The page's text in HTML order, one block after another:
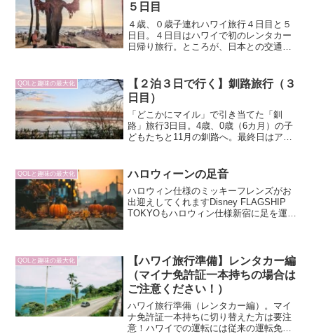
５日目
４歳、０歳子連れハワイ旅行４日目と５
日目。４日目はハワイで初のレンタカー
日帰り旅行。ところが、日本との交通ル
日目はワイキキ最終日。やり残したこと
を片付けつつ、前日のトラブル疲労を癒
すショッピングを慣行。
QOLと趣味の最大化
【２泊３日で行く】釧路旅行（３
日目）
「どこかにマイル」で引き当てた「釧
路」旅行3日目。4歳、0歳（6カ月）の子
どもたちと11月の釧路へ。最終日はアイ
湿原でタンチョウを探す一行。最後の最
後まで満喫し尽くす最終日。
QOLと趣味の最大化 ハロウィーンの足音
ハロウィン仕様のミッキーフレンズがお
出迎えしてくれますDisney FLAGSHIP
TOKYOもハロウィン仕様新宿に足を運ん
QOLと趣味の最大化
【ハワイ旅行準備】レンタカー編
（マイナ免許証一本持ちの場合は
ご注意ください！）
ハワイ旅行準備（レンタカー編）。マイ
ナ免許証一本持ちに切り替えた方は要注
意！ハワイでの運転には従来の運転免許